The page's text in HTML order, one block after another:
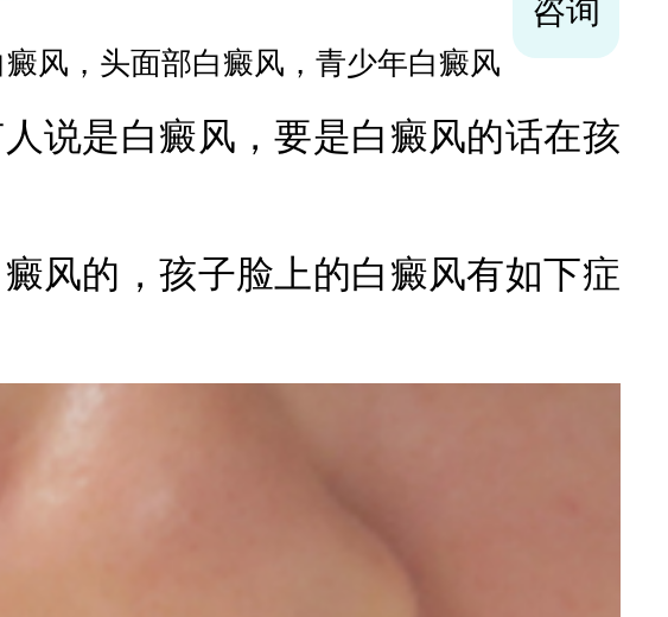
白斑的巩固复色、抗复发经验丰富
咨询
是白癜风，要是白癜风的话在孩
的，孩子脸上的白癜风有如下症